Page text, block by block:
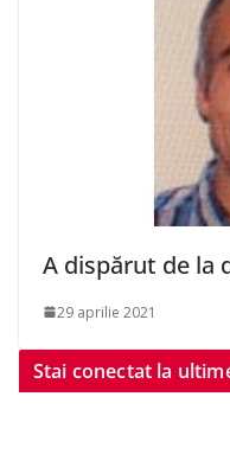
A dispărut de la
29 aprilie 2021
Stai conectat la